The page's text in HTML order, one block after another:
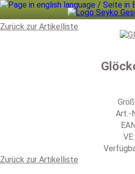
Zurück zur Artikelliste
Art.-
VE:
Zurück zur Artikelliste